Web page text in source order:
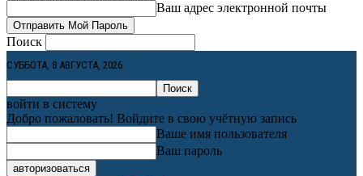
Ваш адрес электронной почты
Поиск
СУББОТА, 8 АВГУСТА, 2026
войти в систему
Добро пожаловать! Войдите в свою учётную запись
Ваше имя пользователя
Ваш пароль